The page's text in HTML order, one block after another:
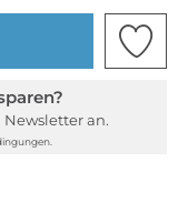
Newsletter an.